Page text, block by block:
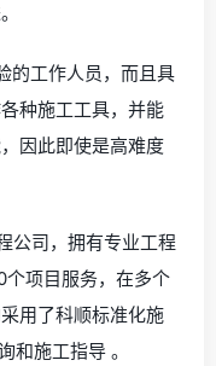
的工作人员，而且具
种施工工具，并能
因此即使是高难度
公司，拥有专业工程
项目服务，在多个
用了科顺标准化施
和施工指导 。